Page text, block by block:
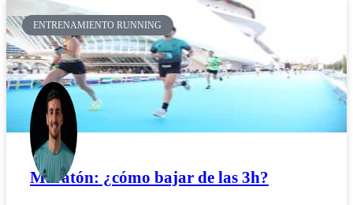
ENTRENAMIENTO RUNNING
Maratón: ¿cómo bajar de las 3h?